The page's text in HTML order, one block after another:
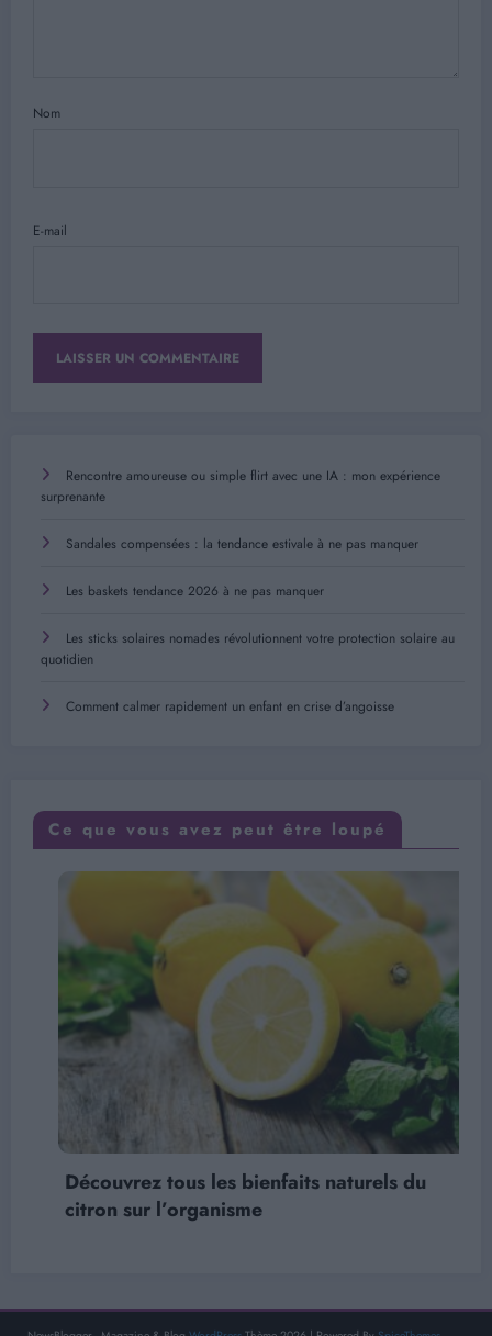
Nom
E-mail
Rencontre amoureuse ou simple flirt avec une IA : mon expérience
surprenante
Sandales compensées : la tendance estivale à ne pas manquer
Les baskets tendance 2026 à ne pas manquer
Les sticks solaires nomades révolutionnent votre protection solaire au
quotidien
Comment calmer rapidement un enfant en crise d’angoisse
Ce que vous avez peut être loupé
Découvrez tous les bienfaits naturels du
citron sur l’organisme